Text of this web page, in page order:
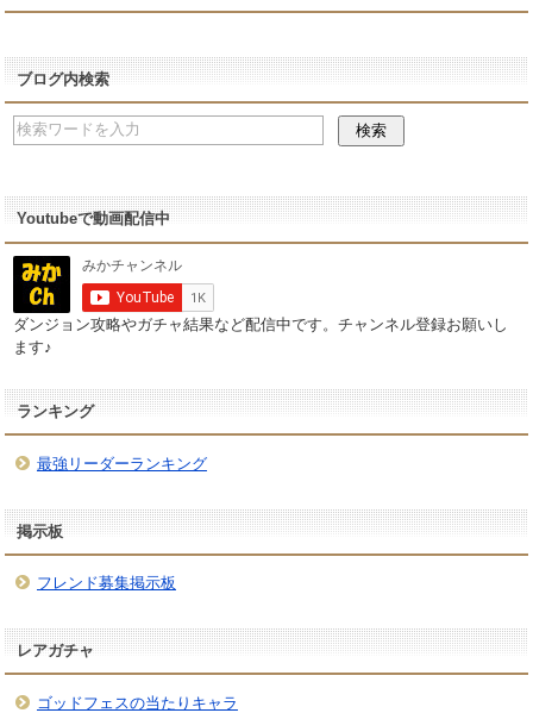
ブログ内検索
Youtubeで動画配信中
ダンジョン攻略やガチャ結果など配信中です。チャンネル登録お願いし
ます♪
ランキング
最強リーダーランキング
掲示板
フレンド募集掲示板
レアガチャ
ゴッドフェスの当たりキャラ